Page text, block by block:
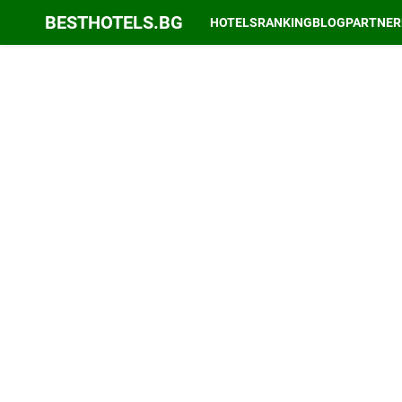
BESTHOTELS.BG HOTELSRANKINGBLOGPARTNER